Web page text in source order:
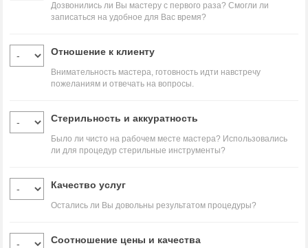
Дозвонились ли Вы мастеру с первого раза? Смогли ли
записаться на удобное для Вас время?
Отношение к клиенту
Внимательность мастера, готовность идти навстречу
пожеланиям и отвечать на вопросы.
Стерильность и аккуратность
Было ли чисто на рабочем месте мастера? Использовались
ли для процедур стерильные инструменты?
Качество услуг
Остались ли Вы довольны результатом процедуры?
Соотношение цены и качества